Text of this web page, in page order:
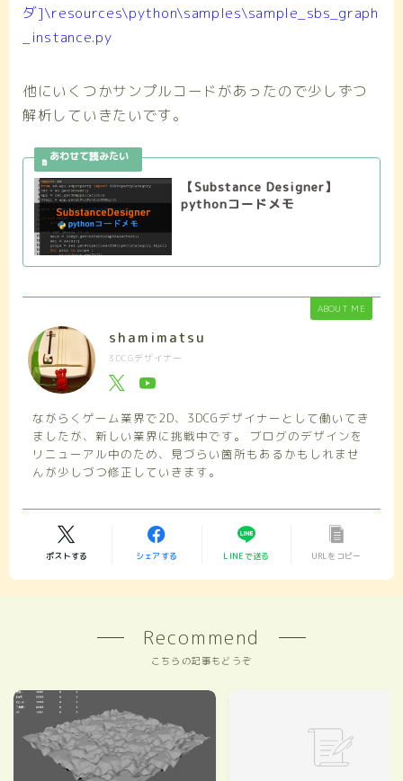
ダ]\resources\python\samples\sample_sbs_graph
_instance.py
他にいくつかサンプルコードがあったので少しずつ
解析していきたいです。
【Substance Designer】
pythonコードメモ
ABOUT ME
shamimatsu
3DCGデザイナー
ながらくゲーム業界で2D、3DCGデザイナーとして働いてき
ましたが、新しい業界に挑戦中です。 ブログのデザインを
リニューアル中のため、見づらい箇所もあるかもしれませ
んが少しづつ修正していきます。
ポストする シェアする LINEで送る URLをコピー
Recommend
こちらの記事もどうぞ